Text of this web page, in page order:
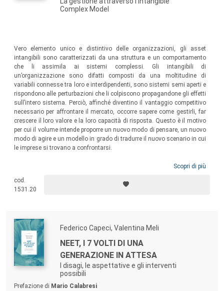
Complex Model
Vero elemento unico e distintivo delle organizzazioni, gli asset
intangibili sono caratterizzati da una struttura e un comportamento
che li assimila ai sistemi complessi. Gli intangibili di
un’organizzazione sono difatti composti da una moltitudine di
variabili connesse tra loro e interdipendenti, sono sistemi semi aperti e
rispondono alle perturbazioni che li colpiscono propagandone gli effetti
sull’intero sistema. Perciò, affinché diventino il vantaggio competitivo
necessario per affrontare il mercato, occorre sapere come gestirli, far
crescere il loro valore e la loro capacità di risposta. Questo è il motivo
per cui il volume intende proporre un nuovo modo di pensare, un nuovo
modo di agire e un modello in grado di tradurre il nuovo scenario in cui
le imprese si trovano a confrontarsi.
Scopri di più
cod.
1531.20
Federico Capeci, Valentina Meli
NEET, I 7 VOLTI DI UNA
GENERAZIONE IN ATTESA
I disagi, le aspettative e gli interventi
possibili
Prefazione di Mario Calabresi